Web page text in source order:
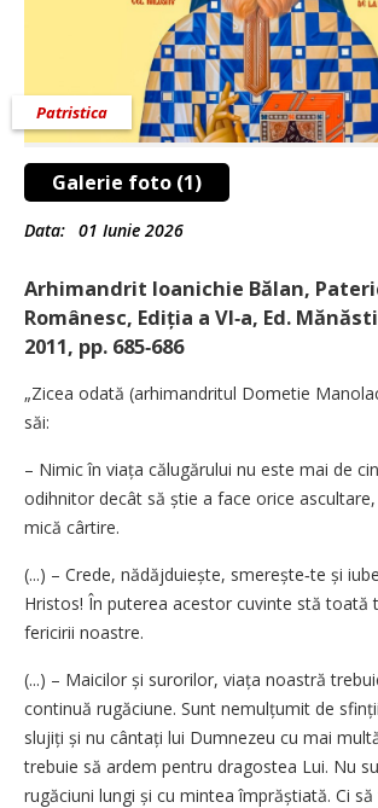
Galerie foto (1)
Patristica
Data: 01 Iunie 2026
Arhimandrit Ioanichie Bălan,
Românesc, Ediția a VI‑a, Ed.
2011, pp. 685‑686
„Zicea odată (arhimandritul Dometie
săi:
– Nimic în viața călugărului nu este mai de
odihnitor decât să știe a face orice
mică cârtire.
(...) – Crede, nădăjduiește, smerește‑te și
Hristos! În puterea acestor cuvinte stă toată
fericirii noastre.
(...) – Maicilor și surorilor, viața noastră
continuă rugăciune. Sunt nemulțumit de
slujiți și nu cântați lui Dumnezeu cu mai
trebuie să ardem pentru dragostea Lui. Nu
rugăciuni lungi și cu mintea împrăștiată. Ci